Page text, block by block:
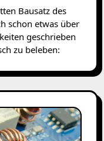
schon etwas über
geschrieben
zu beleben: